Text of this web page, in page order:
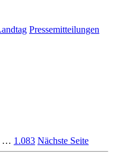
Pressemitteilungen
… 1.083 Nächste Seite